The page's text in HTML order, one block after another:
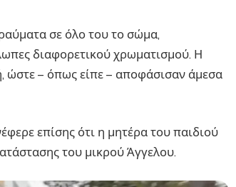
σε όλο του το σώμα,
διαφορετικού χρωματισμού. Η
ώστε – όπως είπε – αποφάσισαν άμεσα
επίσης ότι η μητέρα του παιδιού
του μικρού Άγγελου.